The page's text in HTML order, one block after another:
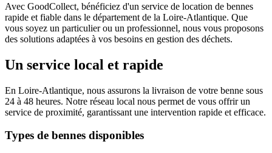
Avec GoodCollect, bénéficiez d'un service de location de bennes
rapide et fiable dans le département de la Loire-Atlantique. Que
vous soyez un particulier ou un professionnel, nous vous proposons
des solutions adaptées à vos besoins en gestion des déchets.
Un service local et rapide
En Loire-Atlantique, nous assurons la livraison de votre benne sous
24 à 48 heures. Notre réseau local nous permet de vous offrir un
service de proximité, garantissant une intervention rapide et efficace.
Types de bennes disponibles